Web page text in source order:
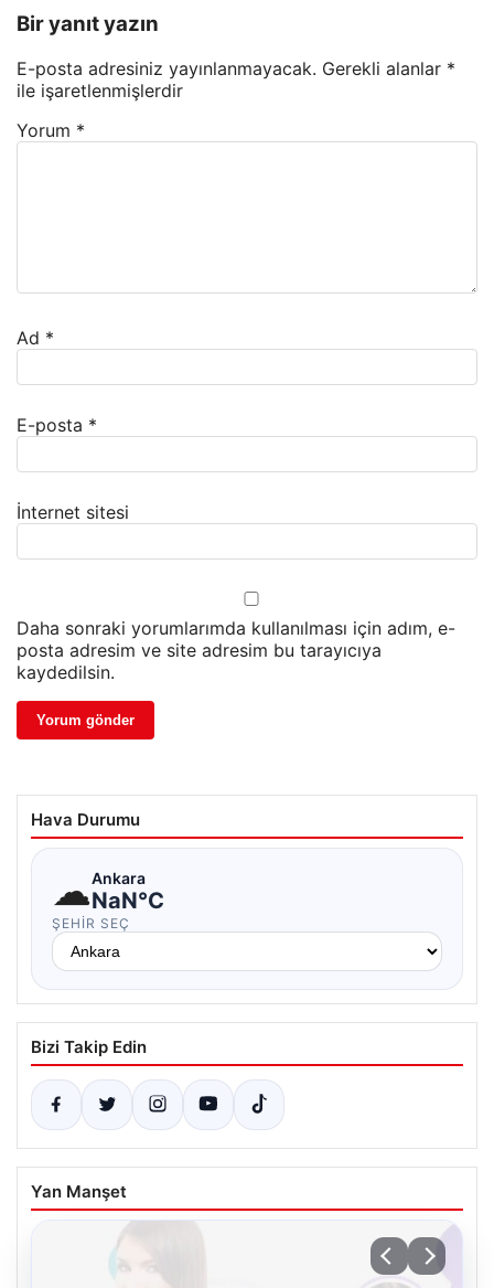
Bir yanıt yazın
E-posta adresiniz yayınlanmayacak. Gerekli alanlar *
ile işaretlenmişlerdir
Yorum *
Ad *
E-posta *
İnternet sitesi
Daha sonraki yorumlarımda kullanılması için adım, e-
posta adresim ve site adresim bu tarayıcıya
kaydedilsin.
Hava Durumu
☁Ankara
NaN°C
ŞEHIR SEÇ
Bizi Takip Edin
Yan Manşet